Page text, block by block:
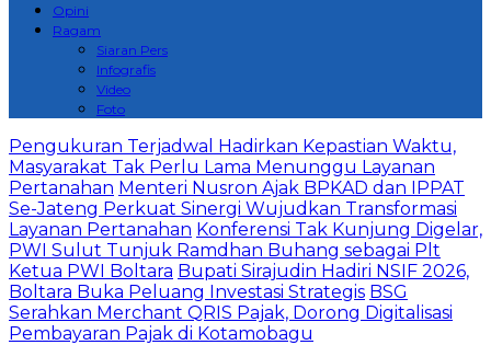
Opini
Ragam
Siaran Pers
Infografis
Video
Foto
Pengukuran Terjadwal Hadirkan Kepastian Waktu,
Masyarakat Tak Perlu Lama Menunggu Layanan
Pertanahan Menteri Nusron Ajak BPKAD dan IPPAT
Se-Jateng Perkuat Sinergi Wujudkan Transformasi
Layanan Pertanahan ‎Konferensi Tak Kunjung Digelar,
PWI Sulut Tunjuk Ramdhan Buhang sebagai Plt
Ketua PWI Boltara Bupati Sirajudin Hadiri NSIF 2026,
Boltara Buka Peluang Investasi Strategis ‎BSG
Serahkan Merchant QRIS Pajak, Dorong Digitalisasi
Pembayaran Pajak di Kotamobagu